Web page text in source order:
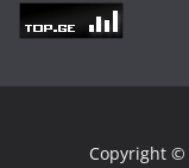
Copyright ©